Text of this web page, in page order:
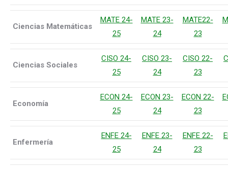
Ciencias Matemáticas
MATE 24-
25
MATE 23-
24
MATE22-
23
Ciencias Sociales
CISO 24-
25
CISO 23-
24
CISO 22-
23
Economía
ECON 24-
25
ECON 23-
24
ECON 22-
23
Enfermería
ENFE 24-
25
ENFE 23-
24
ENFE 22-
23